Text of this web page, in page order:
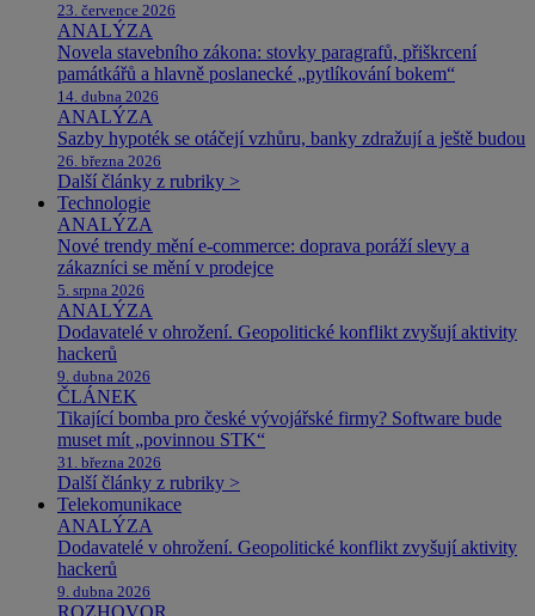
23. července 2026
ANALÝZA
Novela stavebního zákona: stovky paragrafů, přiškrcení
památkářů a hlavně poslanecké „pytlíkování bokem“
14. dubna 2026
ANALÝZA
Sazby hypoték se otáčejí vzhůru, banky zdražují a ještě budou
26. března 2026
Další články z rubriky >
Technologie
ANALÝZA
Nové trendy mění e-commerce: doprava poráží slevy a
zákazníci se mění v prodejce
5. srpna 2026
ANALÝZA
Dodavatelé v ohrožení. Geopolitické konflikt zvyšují aktivity
hackerů
9. dubna 2026
ČLÁNEK
Tikající bomba pro české vývojářské firmy? Software bude
muset mít „povinnou STK“
31. března 2026
Další články z rubriky >
Telekomunikace
ANALÝZA
Dodavatelé v ohrožení. Geopolitické konflikt zvyšují aktivity
hackerů
9. dubna 2026